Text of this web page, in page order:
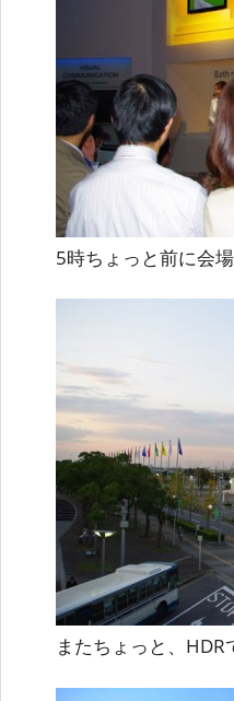
5時ちょっと前に会
またちょっと、HDR